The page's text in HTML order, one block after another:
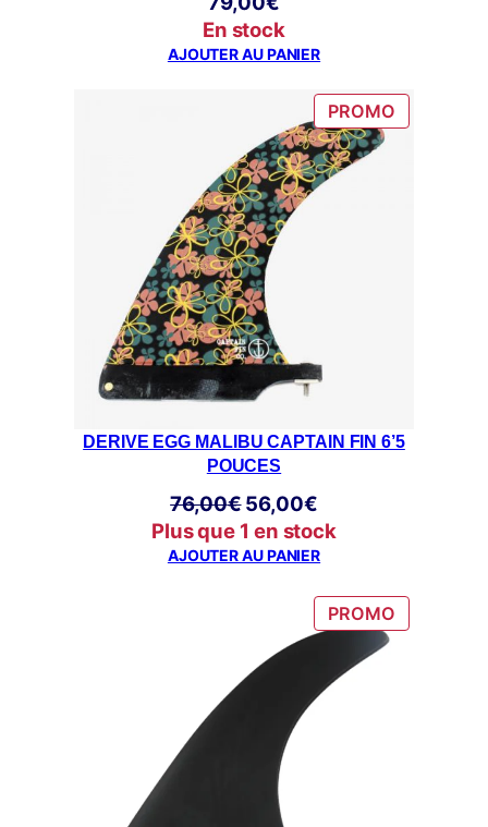
En stock
AJOUTER AU PANIER
PROMOPRODUIT
EN
DERIVE EGG MALIBU CAPTAIN FIN 6’5
POUCES
76,00€ Le
prix
initial
56,00€Le
prix
actuel
56,00€.
Plus que 1 en stock
AJOUTER AU PANIER
PROMOPRODUIT
EN